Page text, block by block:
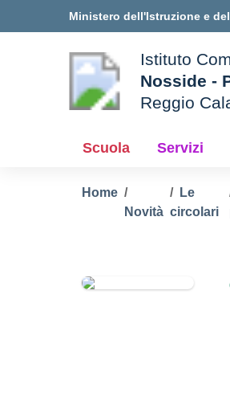
Ministero dell'Istruzione e
della scuola
Istituto
Nosside -
Reggio
Scuola Servizi
Home
Novità
Le
circolari